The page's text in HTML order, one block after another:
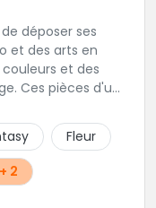
déposer ses
et des arts en
et des
Ces pièces d'un
par cette
par téléphone:
Fleur
+ 2